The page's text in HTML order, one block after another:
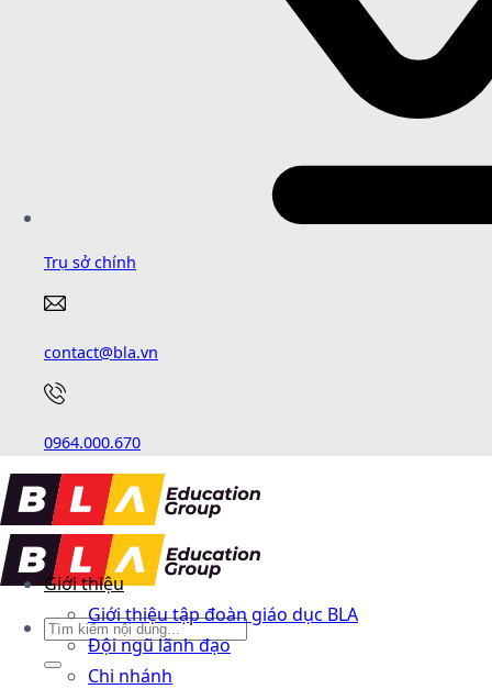
Trụ sở chính
contact@bla.vn
0964.000.670
Giới thiệu
Giới thiệu tập đoàn giáo dục BLA
Đội ngũ lãnh đạo
Chi nhánh